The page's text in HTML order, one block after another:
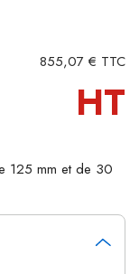
855,07 € TTC
HT
125 mm et de 30